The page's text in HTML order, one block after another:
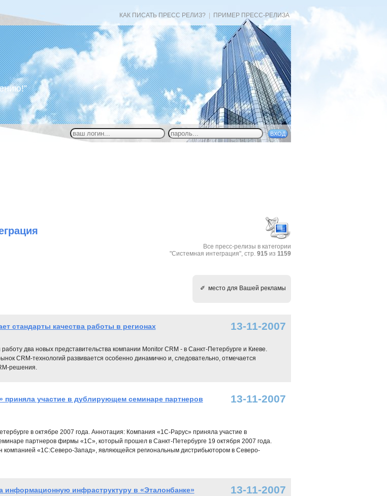
КАК ПИСАТЬ ПРЕСС РЕЛИЗ? ПРИМЕР ПРЕСС-РЕЛИЗА
Все пресс-релизы в категории
"Системная интеграция", стр. 915из 1159
✐ место для Вашей рекламы
стандарты качества работы в регионах 13-11-2007
два новых представительства компании Monitor CRM - в Санкт-Петербурге и Киеве.
CRM-технологий развивается особенно динамично и, следовательно, отмечается
решения.
приняла участие в дублирующем семинаре партнеров
13-11-2007
в октябре 2007 года. Аннотация: Компания «1С-Рарус» приняла участие в
партнеров фирмы «1С», который прошел в Санкт-Петербурге 19 октября 2007 года.
компанией «1С:Северо-Запад», являющейся региональным дистрибьютором в Северо-
информационную инфраструктуру в «Эталонбанке» 13-11-2007